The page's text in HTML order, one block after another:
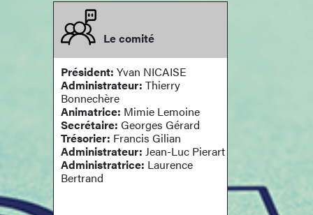
Le comité
Président: Yvan NICAISE
Administrateur: Thierry
Bonnechère
Animatrice: Mimie Lemoine
Secrétaire: Georges Gérard
Trésorier: Francis Gilian
Administrateur: Jean-Luc Pierart
Administratrice: Laurence
Bertrand